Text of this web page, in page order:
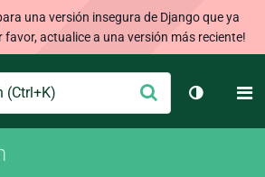
una versión insegura de Django que ya
favor, actualice a una versión más reciente!
Enviar
Cambiar